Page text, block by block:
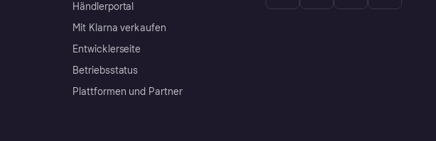
Händlerportal
Mit Klarna verkaufen
Entwicklerseite
Betriebsstatus
Plattformen und Partner